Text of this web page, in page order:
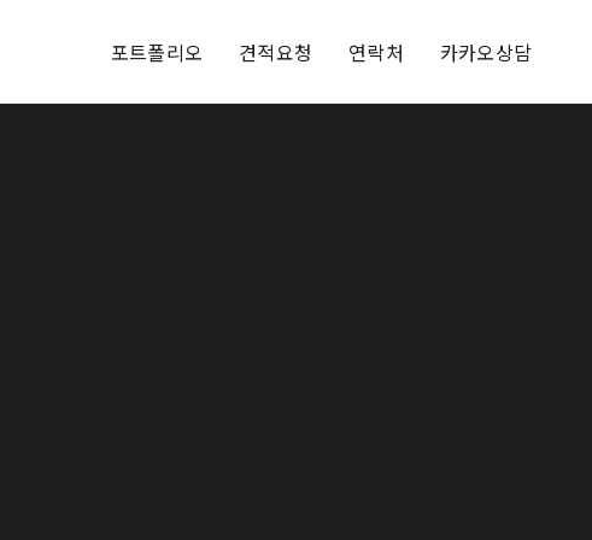
포트폴리오 견적요청 연락처 카카오상담